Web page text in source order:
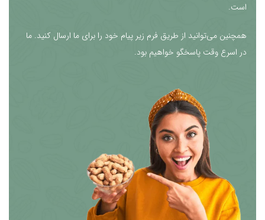
است.
همچنین می‌توانید از طریق فرم زیر پیام خود را برای ما ارسال کنید. ما
در اسرع وقت پاسخگو خواهیم بود.